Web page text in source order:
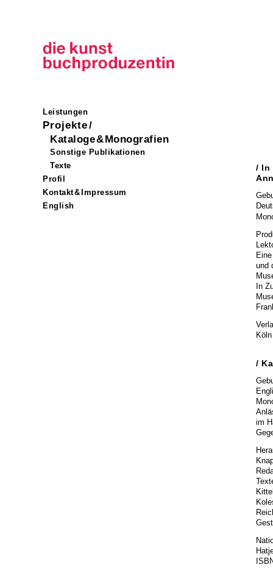
jedoch die Bezeichnung
Leistungen
Projekte/
Kataloge&Monografien
Sonstige Publikationen
Texte
Profil
Kontakt& Impressum
English
/ In
und
In
Köln
/
im